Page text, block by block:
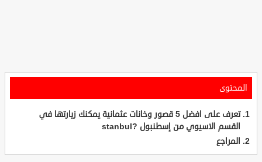
المحتوى
تعرف على افضل 5 قصور وخانات عثمانية يمكنك زيارتها في
القسم الاسيوي من إسطنبول ?stanbul
المراجع